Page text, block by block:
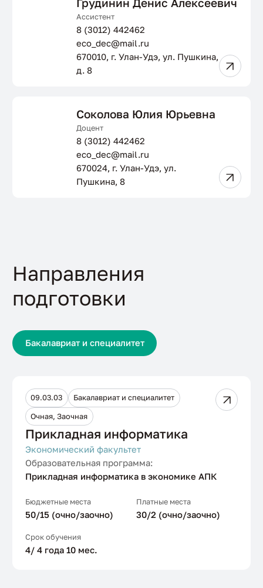
Грудинин Денис Алексеевич
Ассистент
8 (3012) 442462
eco_dec@mail.ru
670010, г. Улан-Удэ, ул. Пушкина,
д. 8
Соколова Юлия Юрьевна
Доцент
8 (3012) 442462
eco_dec@mail.ru
670024, г. Улан-Удэ, ул.
Пушкина, 8
Направления
подготовки
Бакалавриат и специалитет
09.03.03 Бакалавриат и специалитет
Очная, Заочная
Прикладная информатика
Экономический факультет
Образовательная программа:
Прикладная информатика в экономике АПК
Бюджетные места
50/15 (очно/заочно)
Платные места
30/2 (очно/заочно)
Срок обучения
4/ 4 года 10 мес.